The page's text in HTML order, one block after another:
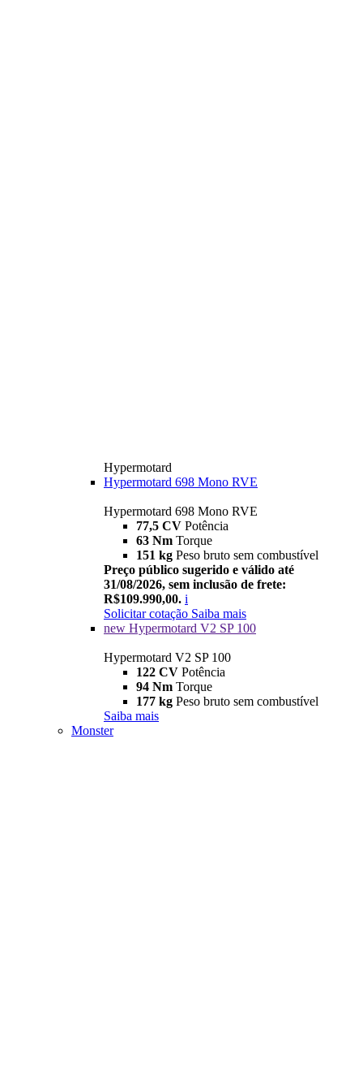
Hypermotard
Hypermotard 698 Mono RVE
Hypermotard 698 Mono RVE
77,5 CV Potência
63 Nm Torque
151 kg Peso bruto sem combustível
Preço público sugerido e válido até
31/08/2026, sem inclusão de frete:
R$109.990,00. i
Solicitar cotação Saiba mais
new Hypermotard V2 SP 100
Hypermotard V2 SP 100
122 CV Potência
94 Nm Torque
177 kg Peso bruto sem combustível
Saiba mais
Monster